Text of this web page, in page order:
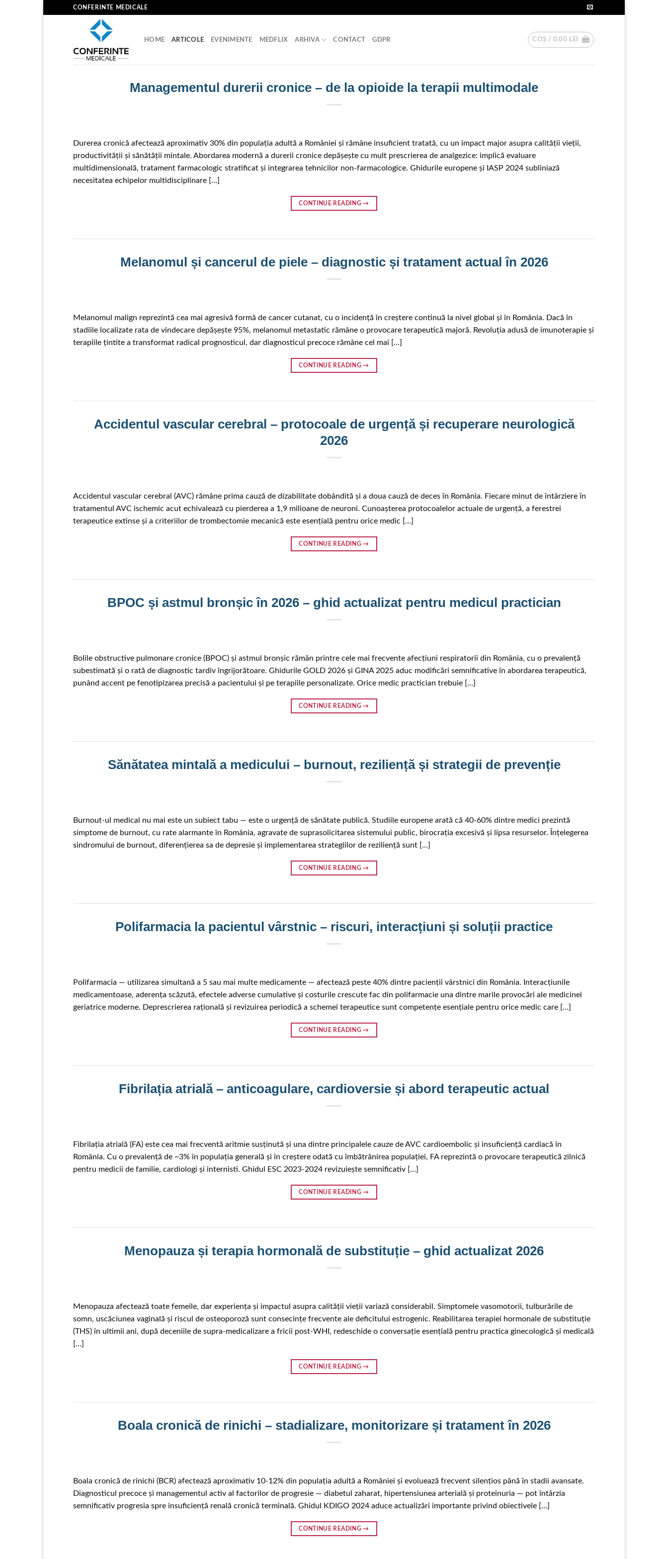
CONFERINTE MEDICALE
HOME ARTICOLE EVENIMENTE MEDFLIX ARHIVA CONTACT GDPR COȘ / 0.00 LEI
Managementul durerii cronice – de la opioide la terapii multimodale
Durerea cronică afectează aproximativ 30% din populația adultă a României și rămâne insuficient tratată, cu un impact major asupra calității vieții,
productivității și sănătății mintale. Abordarea modernă a durerii cronice depășește cu mult prescrierea de analgezice: implică evaluare
multidimensională, tratament farmacologic stratificat și integrarea tehnicilor non-farmacologice. Ghidurile europene și IASP 2024 subliniază
necesitatea echipelor multidisciplinare […]
CONTINUE READING→
Melanomul și cancerul de piele – diagnostic și tratament actual în 2026
Melanomul malign reprezintă cea mai agresivă formă de cancer cutanat, cu o incidență în creștere continuă la nivel global și în România. Dacă în
stadiile localizate rata de vindecare depășește 95%, melanomul metastatic rămâne o provocare terapeutică majoră. Revoluția adusă de imunoterapie și
terapiile țintite a transformat radical prognosticul, dar diagnosticul precoce rămâne cel mai […]
CONTINUE READING→
Accidentul vascular cerebral – protocoale de urgență și recuperare neurologică
2026
Accidentul vascular cerebral (AVC) rămâne prima cauză de dizabilitate dobândită și a doua cauză de deces în România. Fiecare minut de întârziere în
tratamentul AVC ischemic acut echivalează cu pierderea a 1,9 milioane de neuroni. Cunoașterea protocoalelor actuale de urgență, a ferestrei
terapeutice extinse și a criteriilor de trombectomie mecanică este esențială pentru orice medic […]
CONTINUE READING→
BPOC și astmul bronșic în 2026 – ghid actualizat pentru medicul practician
Bolile obstructive pulmonare cronice (BPOC) și astmul bronșic rămân printre cele mai frecvente afecțiuni respiratorii din România, cu o prevalență
subestimată și o rată de diagnostic tardiv îngrijorătoare. Ghidurile GOLD 2026 și GINA 2025 aduc modificări semnificative în abordarea terapeutică,
punând accent pe fenotipizarea precisă a pacientului și pe terapiile personalizate. Orice medic practician trebuie […]
CONTINUE READING→
Sănătatea mintală a medicului – burnout, reziliență și strategii de prevenție
Burnout-ul medical nu mai este un subiect tabu — este o urgență de sănătate publică. Studiile europene arată că 40-60% dintre medici prezintă
simptome de burnout, cu rate alarmante în România, agravate de suprasolicitarea sistemului public, birocrația excesivă și lipsa resurselor. Înțelegerea
sindromului de burnout, diferențierea sa de depresie și implementarea strategiilor de reziliență sunt […]
CONTINUE READING→
Polifarmacia la pacientul vârstnic – riscuri, interacțiuni și soluții practice
Polifarmacia — utilizarea simultană a 5 sau mai multe medicamente — afectează peste 40% dintre pacienții vârstnici din România. Interacțiunile
medicamentoase, aderența scăzută, efectele adverse cumulative și costurile crescute fac din polifarmacie una dintre marile provocări ale medicinei
geriatrice moderne. Deprescrierea rațională și revizuirea periodică a schemei terapeutice sunt competențe esențiale pentru orice medic care […]
CONTINUE READING→
Fibrilația atrială – anticoagulare, cardioversie și abord terapeutic actual
Fibrilația atrială (FA) este cea mai frecventă aritmie susținută și una dintre principalele cauze de AVC cardioembolic și insuficiență cardiacă în
România. Cu o prevalență de ~3% în populația generală și în creștere odată cu îmbătrânirea populației, FA reprezintă o provocare terapeutică zilnică
pentru medicii de familie, cardiologi și internisti. Ghidul ESC 2023-2024 revizuiește semnificativ […]
CONTINUE READING→
Menopauza și terapia hormonală de substituție – ghid actualizat 2026
Menopauza afectează toate femeile, dar experiența și impactul asupra calității vieții variază considerabil. Simptomele vasomotorii, tulburările de
somn, uscăciunea vaginală și riscul de osteoporoză sunt consecințe frecvente ale deficitului estrogenic. Reabilitarea terapiei hormonale de substituție
(THS) în ultimii ani, după deceniile de supra-medicalizare a fricii post-WHI, redeschide o conversație esențială pentru practica ginecologică și medicală
[…]
CONTINUE READING→
Boala cronică de rinichi – stadializare, monitorizare și tratament în 2026
Boala cronică de rinichi (BCR) afectează aproximativ 10-12% din populația adultă a României și evoluează frecvent silenţios până în stadii avansate.
Diagnosticul precoce și managementul activ al factorilor de progresie — diabetul zaharat, hipertensiunea arterială și proteinuria — pot întârzia
semnificativ progresia spre insuficiență renală cronică terminală. Ghidul KDIGO 2024 aduce actualizări importante privind obiectivele […]
CONTINUE READING→